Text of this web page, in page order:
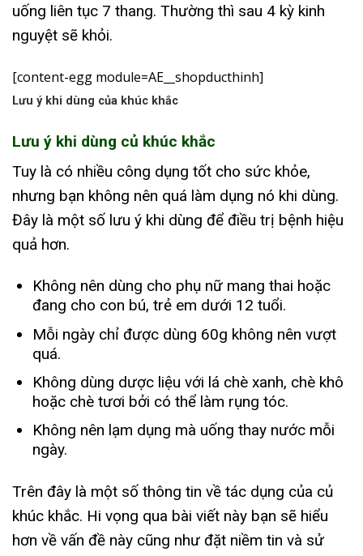
uống liên tục 7 thang. Thường thì sau 4 kỳ kinh
nguyệt sẽ khỏi.
[content-egg module=AE__shopducthinh]
Lưu ý khi dùng của khúc khắc
Lưu ý khi dùng củ khúc khắc
Tuy là có nhiều công dụng tốt cho sức khỏe,
nhưng bạn không nên quá làm dụng nó khi dùng.
Đây là một số lưu ý khi dùng để điều trị bệnh hiệu
quả hơn.
Không nên dùng cho phụ nữ mang thai hoặc
đang cho con bú, trẻ em dưới 12 tuổi.
Mỗi ngày chỉ được dùng 60g không nên vượt
quá.
Không dùng dược liệu với lá chè xanh, chè khô
hoặc chè tươi bởi có thể làm rụng tóc.
Không nên lạm dụng mà uống thay nước mỗi
ngày.
Trên đây là một số thông tin về tác dụng của củ
khúc khắc. Hi vọng qua bài viết này bạn sẽ hiểu
hơn về vấn đề này cũng như đặt niềm tin và sử